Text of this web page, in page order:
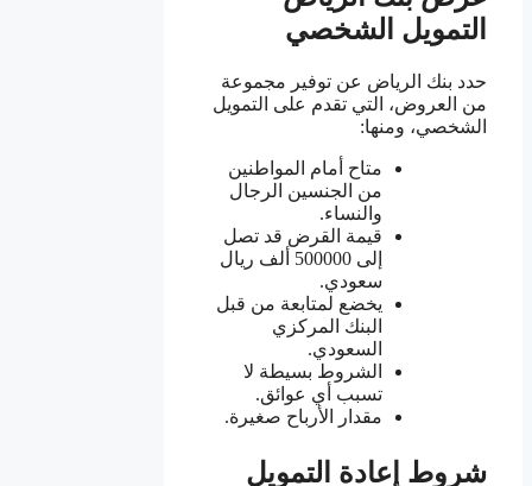
التمويل الشخصي
حدد بنك الرياض عن توفير مجموعة
من العروض، التي تقدم على التمويل
الشخصي، ومنها:
متاح أمام المواطنين
من الجنسين الرجال
والنساء.
قيمة القرض قد تصل
إلى 500000 ألف ريال
سعودي.
يخضع لمتابعة من قبل
البنك المركزي
السعودي.
الشروط بسيطة لا
تسبب أي عوائق.
مقدار الأرباح صغيرة.
شروط إعادة التمويل